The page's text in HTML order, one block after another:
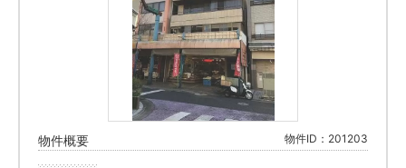
物件概要 物件ID：201203